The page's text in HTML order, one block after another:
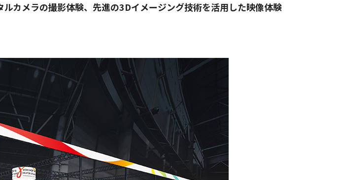
カメラの撮影体験、先進の3Dイメージング技術を活用した映像体験